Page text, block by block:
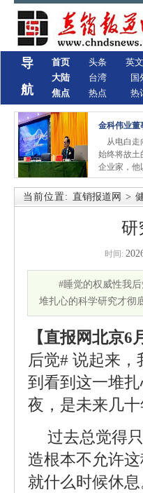
导
航
首页
大陆
焦点
头条
台湾
热点
英
国
热
金科伟业董
从电白走
始终将故土
企业家，他
当前位置: 直销报道网 >
研
时间:
#睡觉的权威性我
堆扎心的科学研究才彻
【直报网北京
后觉# 说起来，
到看到这一堆
夜，是未来几十
过去总觉得
造根本不允许
就什么时候休